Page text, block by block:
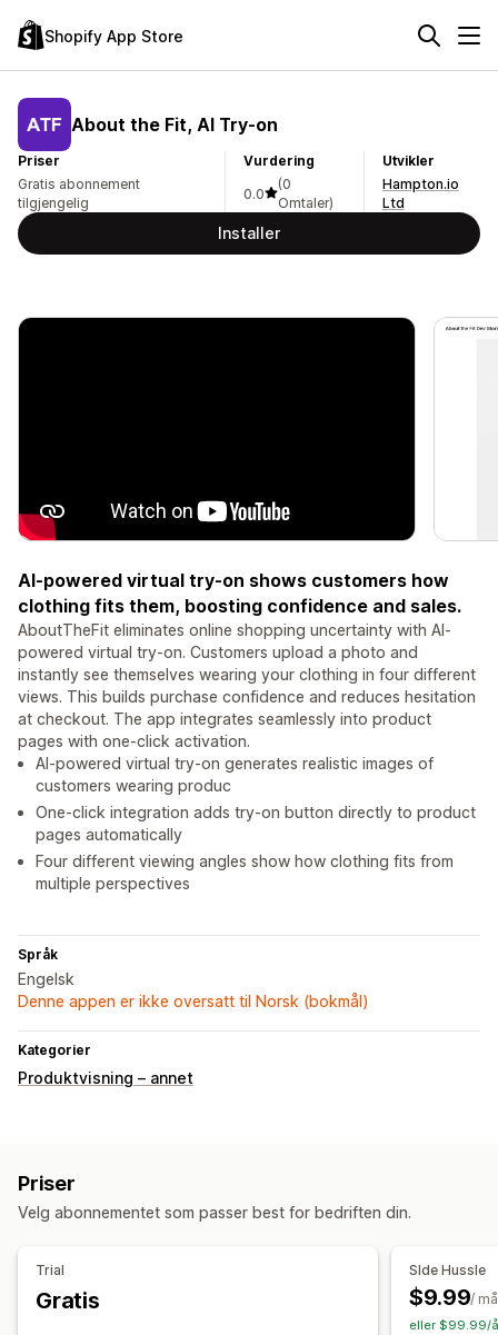
Shopify App Store
About the Fit, AI Try‑on
Priser
Gratis abonnement
tilgjengelig
Vurdering
0.0
(0
Omtaler)
Utvikler
Hampton.io
Ltd
Installer
AI-powered virtual try-on shows customers how
clothing fits them, boosting confidence and sales.
AboutTheFit eliminates online shopping uncertainty with AI-
powered virtual try-on. Customers upload a photo and
instantly see themselves wearing your clothing in four different
views. This builds purchase confidence and reduces hesitation
at checkout. The app integrates seamlessly into product
pages with one-click activation.
AI-powered virtual try-on generates realistic images of
customers wearing produc
One-click integration adds try-on button directly to product
pages automatically
Four different viewing angles show how clothing fits from
multiple perspectives
Språk
Engelsk
Denne appen er ikke oversatt til Norsk (bokmål)
Kategorier
Produktvisning – annet
Priser
Velg abonnementet som passer best for bedriften din.
Trial
Gratis
SIde Hussle
$9.99/
eller $99.99/